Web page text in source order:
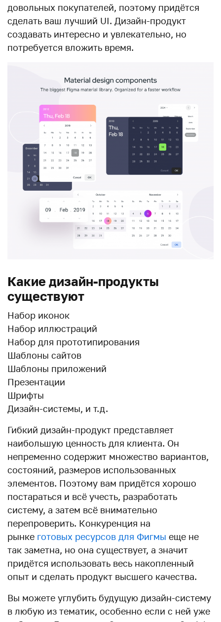
довольных покупателей, поэтому придётся
сделать ваш лучший UI. Дизайн-продукт
создавать интересно и увлекательно, но
потребуется вложить время.
Какие дизайн-продукты
существуют
Набор иконок
Набор иллюстраций
Набор для прототипирования
Шаблоны сайтов
Шаблоны приложений
Презентации
Шрифты
Дизайн-системы, и т.д.
Гибкий дизайн-продукт представляет
наибольшую ценность для клиента. Он
непременно содержит множество вариантов,
состояний, размеров использованных
элементов. Поэтому вам придётся хорошо
постараться и всё учесть, разработать
систему, а затем всё внимательно
перепроверить. Конкуренция на
рынке готовых ресурсов для Фигмы еще не
так заметна, но она существует, а значит
придётся использовать весь накопленный
опыт и сделать продукт высшего качества.
Вы можете углубить будущую дизайн-систему
в любую из тематик, особенно если с ней уже